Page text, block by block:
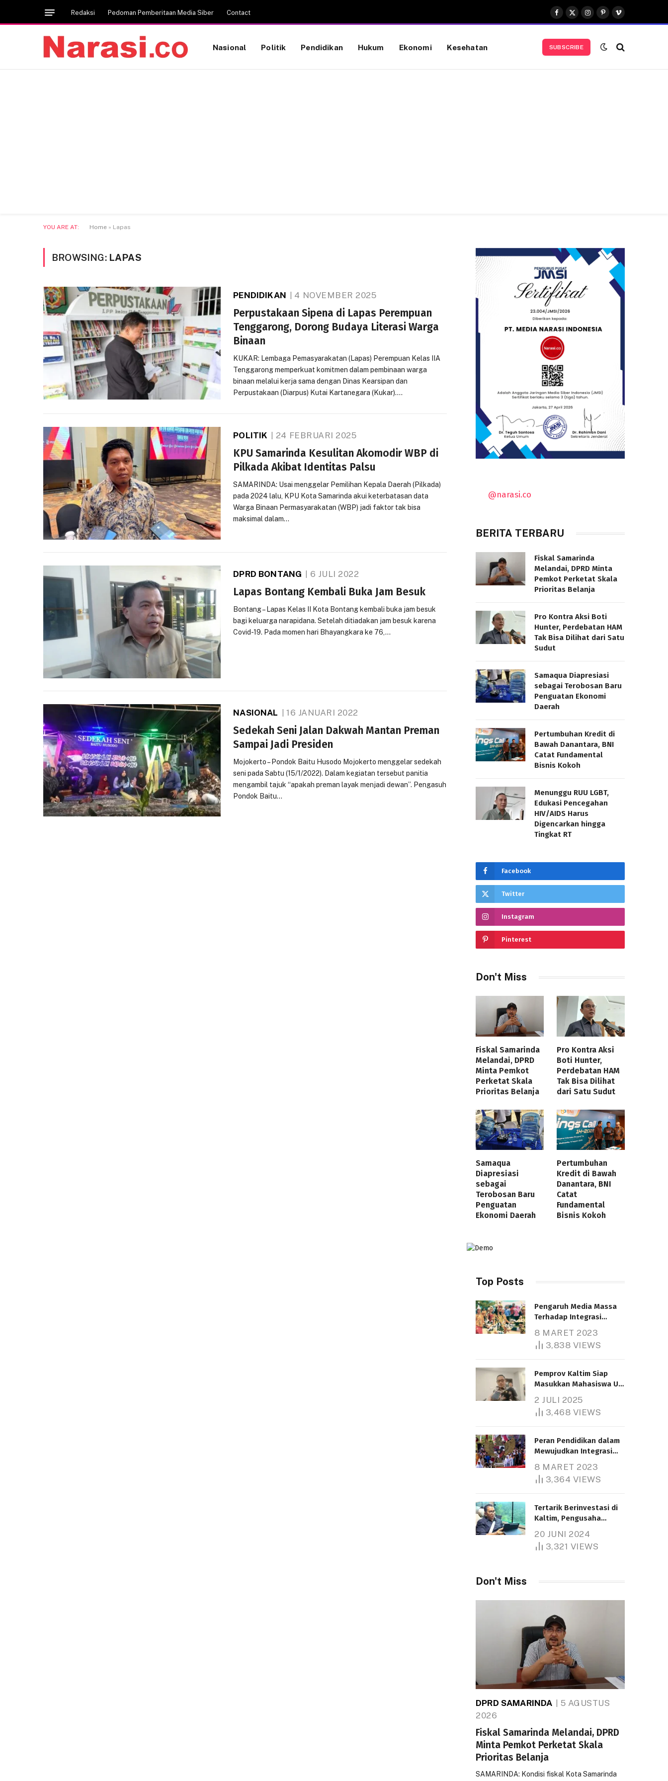
Redaksi Pedoman Pemberitaan Media Siber Contact
Facebook
X
(Twitter)
Instagram
Pinterest
Vimeo
Nasional Politik Pendidikan Hukum Ekonomi Kesehatan SUBSCRIBE
YOU ARE AT: Home » Lapas
BROWSING: LAPAS
PENDIDIKAN 4 NOVEMBER 2025
Perpustakaan Sipena di Lapas Perempuan
Tenggarong, Dorong Budaya Literasi Warga
Binaan
KUKAR: Lembaga Pemasyarakatan (Lapas) Perempuan Kelas IIA
Tenggarong memperkuat komitmen dalam pembinaan warga
binaan melalui kerja sama dengan Dinas Kearsipan dan
Perpustakaan (Diarpus) Kutai Kartanegara (Kukar).…
POLITIK 24 FEBRUARI 2025
KPU Samarinda Kesulitan Akomodir WBP di
Pilkada Akibat Identitas Palsu
SAMARINDA: Usai menggelar Pemilihan Kepala Daerah (Pilkada)
pada 2024 lalu, KPU Kota Samarinda akui keterbatasan data
Warga Binaan Permasyarakatan (WBP) jadi faktor tak bisa
maksimal dalam…
DPRD BONTANG 6 JULI 2022
Lapas Bontang Kembali Buka Jam Besuk
Bontang – Lapas Kelas II Kota Bontang kembali buka jam besuk
bagi keluarga narapidana. Setelah ditiadakan jam besuk karena
Covid-19. Pada momen hari Bhayangkara ke 76,…
NASIONAL 16 JANUARI 2022
Sedekah Seni Jalan Dakwah Mantan Preman
Sampai Jadi Presiden
Mojokerto – Pondok Baitu Husodo Mojokerto menggelar sedekah
seni pada Sabtu (15/1/2022). Dalam kegiatan tersebut panitia
mengambil tajuk “apakah preman layak menjadi dewan”. Pengasuh
Pondok Baitu…
@narasi.co
BERITA TERBARU
Fiskal Samarinda
Melandai, DPRD Minta
Pemkot Perketat Skala
Prioritas Belanja
Pro Kontra Aksi Boti
Hunter, Perdebatan HAM
Tak Bisa Dilihat dari Satu
Sudut
Samaqua Diapresiasi
sebagai Terobosan Baru
Penguatan Ekonomi
Daerah
Pertumbuhan Kredit di
Bawah Danantara, BNI
Catat Fundamental
Bisnis Kokoh
Menunggu RUU LGBT,
Edukasi Pencegahan
HIV/AIDS Harus
Digencarkan hingga
Tingkat RT
Facebook
Twitter
Instagram
Pinterest
Don't Miss
Fiskal Samarinda
Melandai, DPRD
Minta Pemkot
Perketat Skala
Prioritas Belanja
Pro Kontra Aksi
Boti Hunter,
Perdebatan HAM
Tak Bisa Dilihat
dari Satu Sudut
Samaqua
Diapresiasi
sebagai
Terobosan Baru
Penguatan
Ekonomi Daerah
Pertumbuhan
Kredit di Bawah
Danantara, BNI
Catat
Fundamental
Bisnis Kokoh
Top Posts
Pengaruh Media Massa
Terhadap Integrasi
8 MARET 2023
3,838 VIEWS
Pemprov Kaltim Siap
Masukkan Mahasiswa UT
Bantuan Pendidikan
Gratispol
2 JULI 2025
3,468 VIEWS
Peran Pendidikan dalam
Mewujudkan Integrasi
8 MARET 2023
3,364 VIEWS
Tertarik Berinvestasi di
Kaltim, Pengusaha
1.000 Hektare
20 JUNI 2024
3,321 VIEWS
Don't Miss
DPRD SAMARINDA
5 AGUSTUS
2026
Fiskal Samarinda Melandai, DPRD
Minta Pemkot Perketat Skala
Prioritas Belanja
SAMARINDA: Kondisi fiskal Kota Samarinda